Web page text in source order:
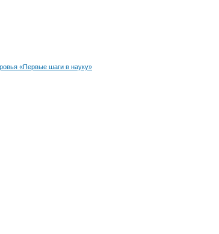
«Первые шаги в науку»